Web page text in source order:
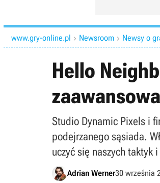
www.gry-online.pl  Newsroom  Newsy o
Hello
Studio Dynamic Pixels i
podejrzanego sąsiada.
uczyć się naszych taktyk
Adrian Werner30 września